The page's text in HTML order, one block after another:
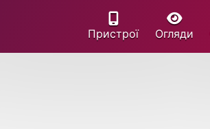
Пристрої Огляди